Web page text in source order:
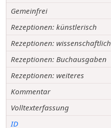
Gemeinfrei
Rezeptionen: künstlerisch
Rezeptionen: wissenschaftlich
Rezeptionen: Buchausgaben
Rezeptionen: weiteres
Kommentar
Volltexterfassung
ID